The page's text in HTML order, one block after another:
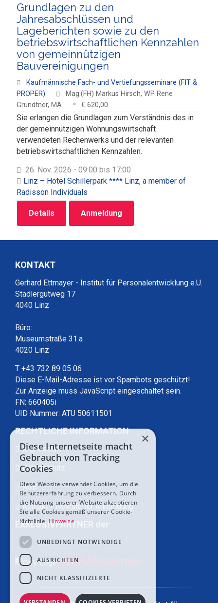
Grundlagen zu den
Jahresabschlüssen und
Lageberichten sowie zu den
betriebswirtschaftlichen Kennzahlen
von gemeinnützigen
Bauvereinigungen
Kaufmännische Fach- und Vertiefungsseminare (FIT &
PROPER)
Mag.(FH) Markus Hirsch, WP Rene
Grundtner, MA
€ 620,00
Sie erlangen die Grundlagen zum Verständnis des in
der gemeinnützigen Wohnungswirtschaft
verwendeten Rechenwerks und der relevanten
betriebswirtschaftlichen Kennzahlen.
26. Nov. 2026 - 09:00 bis 17:00
Linz – Hotel Schillerpark **** Linz, a member of
Radisson Individuals
Details Anmeldung
KONTAKT
Gerhard Ettmayer - Institut für Personalentwicklung e.U.
Stadlergutweg 17
4040 Linz
Büro:
Museumstraße 31.a
4020 Linz
T +43 732 89 05 06
Diese E-Mail-Adresse ist vor Spambots geschützt!
Zur Anzeige muss JavaScript eingeschaltet sein.
FN: 660405i
UID Nummer: ATU 50611501
RECHTLICHE INFORMATION
Impressum
Datenschutz
AGB
Kontakt / Newsletter Anmeldung
EXKLUSIVPARTNER der
GBV-Akademie
×
Diese Internetseite macht
Gebrauch von Tracking
Cookies
Diese Website verwendet Cookies, um die
Benutzererfahrung zu verbessern. Durch
die Nutzung unserer Website akzeptieren
Sie alle Cookies gemäß unserer Cookie-
Richtlinie.Hinweise
UNBEDINGT NOTWENDIGE
AUSRICHTEN
NICHT KLASSIFIZIERTE